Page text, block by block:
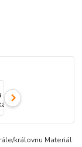
královnu Materiál: